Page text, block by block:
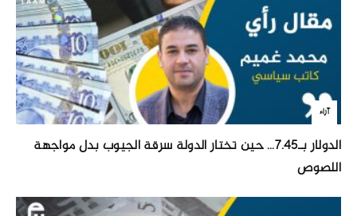
آراء
الدولار بـ7.45… حين تختار الدولة سرقة الجيوب بدل مواجهة
اللصوص